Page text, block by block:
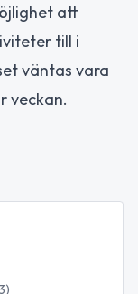
att
till i
väntas vara
veckan.